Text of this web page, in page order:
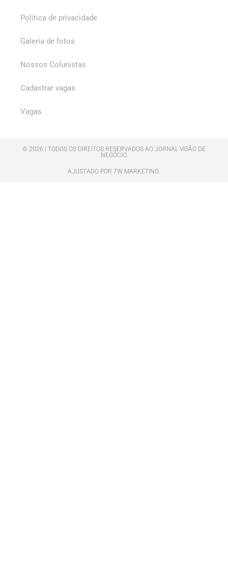
Política de privacidade
Galeria de fotos
Nossos Colunistas
Cadastrar vagas
Vagas
© 2026 | TODOS OS DIREITOS RESERVADOS AO JORNAL VISÃO DE
NEGÓCIO.
AJUSTADO POR 7W MARKETING.